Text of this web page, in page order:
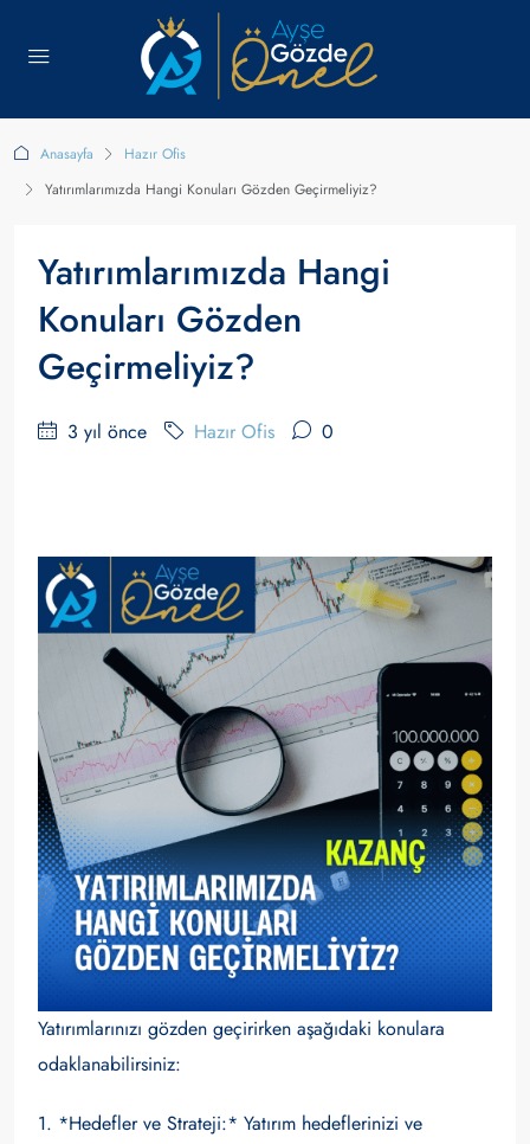
Anasayfa
Hazır Ofis
Yatırımlarımızda Hangi Konuları Gözden Geçirmeliyiz?
Yatırımlarımızda Hangi
Konuları Gözden
Geçirmeliyiz?
3 yıl önce Hazır Ofis 0
Yatırımlarınızı gözden geçirirken aşağıdaki konulara
odaklanabilirsiniz:
1. *Hedefler ve Strateji:* Yatırım hedeflerinizi ve